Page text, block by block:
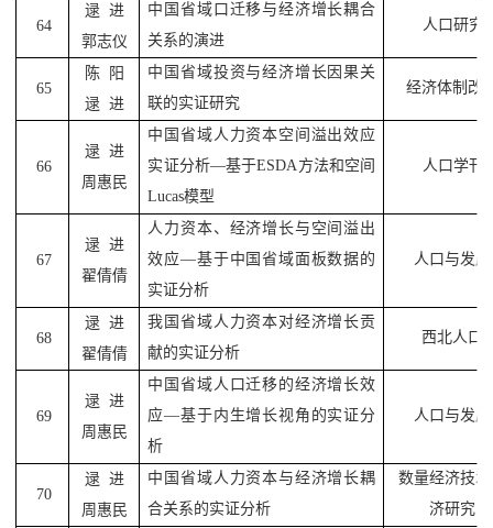
64
逯 进
郭志仪
中国省域口迁移与经济增长耦合
关系的演进
人口研究
65
陈
阳
逯 进
中国省域投资与经济增长因果关
联的实证研究
经济体制改
66
逯 进
周惠民
中国省域人力资本空间溢出效应
实证分析—基于ESDA方法和空间
Lucas模型
人口学刊
67
逯 进
翟倩倩
人力资本、经济增长与空间溢出
效应—基于中国省域面板数据的
实证分析
人口与发展
68
逯 进
翟倩倩
我国省域人力资本对经济增长贡
献的实证分析
西北人口
69
逯 进
周惠民
中国省域人口迁移的经济增长效
应—基于内生增长视角的实证分
析
人口与发展
70
逯 进
周惠民
中国省域人力资本与经济增长耦
合关系的实证分析
数量经济技
济研究